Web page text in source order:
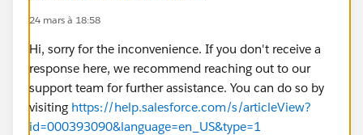
24 mars à 18:58
Hi, sorry for the inconvenience. If you don't receive a
response here, we recommend reaching out to our
support team for further assistance. You can do so by
visiting https://help.salesforce.com/s/articleView?
id=000393090&language=en_US&type=1